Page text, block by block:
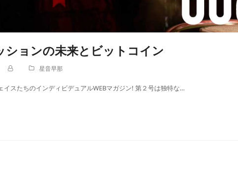
ションの未来とビットコイン
星音早那
イスたちのインディビデュアルWEBマガジン! 第２号は独特な…